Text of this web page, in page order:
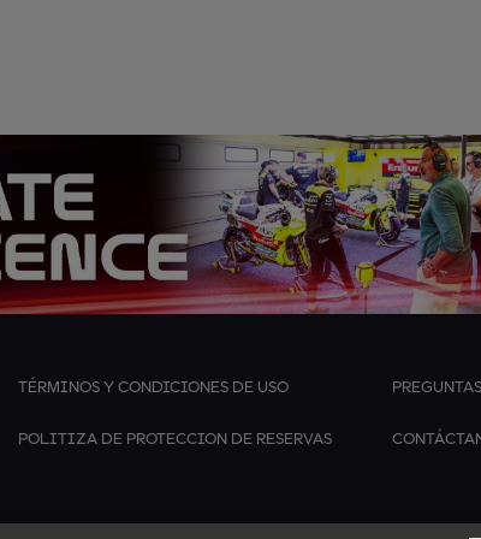
TÉRMINOS Y CONDICIONES DE USO
POLITIZA DE PROTECCION DE RESERVAS